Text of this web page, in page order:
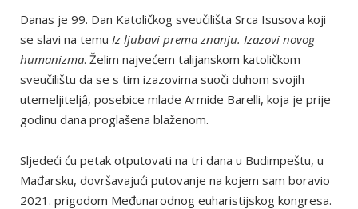
Danas je 99. Dan Katoličkog sveučilišta Srca Isusova koji
se slavi na temu Iz ljubavi prema znanju. Izazovi novog
humanizma. Želim najvećem talijanskom katoličkom
sveučilištu da se s tim izazovima suoči duhom svojih
utemeljiteljâ, posebice mlade Armide Barelli, koja je prije
godinu dana proglašena blaženom.
Sljedeći ću petak otputovati na tri dana u Budimpeštu, u
Mađarsku, dovršavajući putovanje na kojem sam boravio
2021. prigodom Međunarodnog euharistijskog kongresa.